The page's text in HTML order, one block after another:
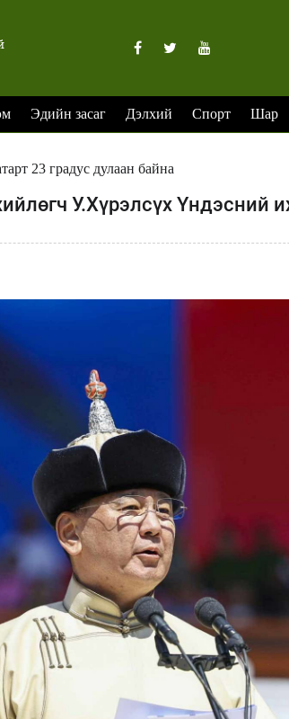
Эдийн засаг Дэлхий Спорт Шар
23 градус дулаан байна
У.Хүрэлсүх Үндэсний